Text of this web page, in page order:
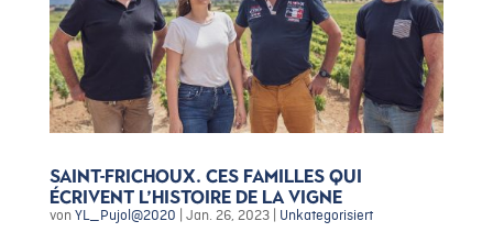
Saint-Frichoux. Ces familles qui
écrivent l’histoire de la vigne
vonYL_Pujol@2020 Jan. 26, 2023| Unkategorisiert